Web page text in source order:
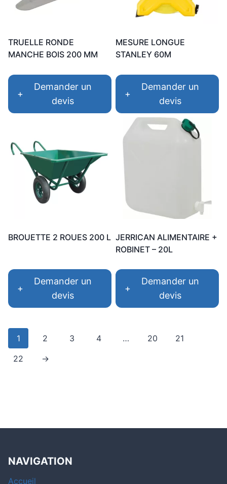
TRUELLE RONDE
MANCHE BOIS 200 MM
+
Demander un
devis
MESURE LONGUE
STANLEY 60M
+
Demander un
devis
BROUETTE 2 ROUES 200 L
+
Demander un
devis
JERRICAN ALIMENTAIRE +
ROBINET – 20L
+
Demander un
devis
1 2 3 4 … 20
21
22
→
NAVIGATION
Accueil